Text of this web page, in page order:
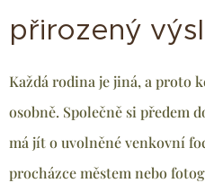
přirozený
Každá rodina je jiná, a proto
osobně. Společně si předem
má jít o uvolněné venkovní
procházce městem nebo